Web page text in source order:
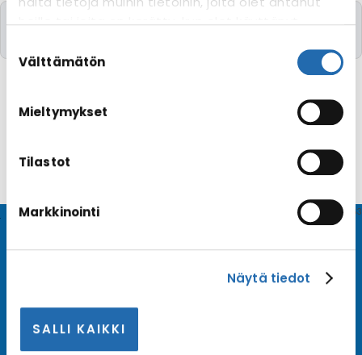
evästeasetuksiesi hyväksyntää sivuston
linkistä.
valinta
Välttämätön
Mieltymykset
Tilastot
Markkinointi
Näytä tiedot
SALLI KAIKKI
V4.1663
varustamoiden tarjouksista ja kampanjaeduista.